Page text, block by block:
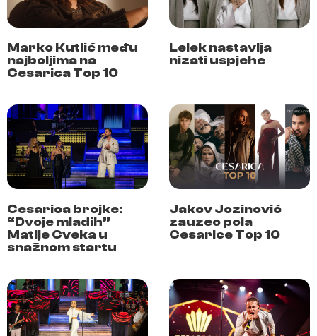
Marko Kutlić među
najboljima na
Cesarica Top 10
Lelek nastavlja
nizati uspjehe
Cesarica brojke:
“Dvoje mladih”
Matije Cveka u
snažnom startu
Jakov Jozinović
zauzeo pola
Cesarice Top 10